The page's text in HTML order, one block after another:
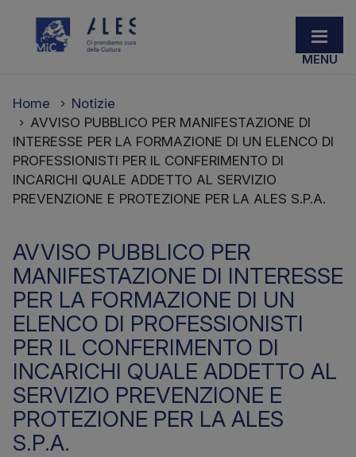
Home
Notizie
AVVISO PUBBLICO PER MANIFESTAZIONE DI
INTERESSE PER LA FORMAZIONE DI UN ELENCO DI
PROFESSIONISTI PER IL CONFERIMENTO DI
INCARICHI QUALE ADDETTO AL SERVIZIO
PREVENZIONE E PROTEZIONE PER LA ALES S.P.A.
AVVISO PUBBLICO PER
MANIFESTAZIONE DI INTERESSE
PER LA FORMAZIONE DI UN
ELENCO DI PROFESSIONISTI
PER IL CONFERIMENTO DI
INCARICHI QUALE ADDETTO AL
SERVIZIO PREVENZIONE E
PROTEZIONE PER LA ALES
S.P.A.